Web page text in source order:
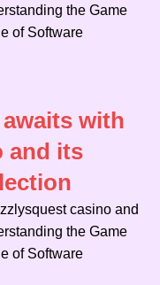
the Game
of Software
with
and its
casino and
the Game
of Software